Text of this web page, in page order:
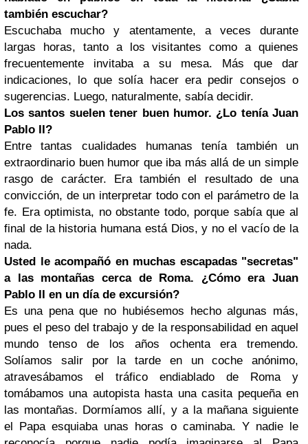
también escuchar?
Escuchaba mucho y atentamente, a veces durante
largas horas, tanto a los visitantes como a quienes
frecuentemente invitaba a su mesa. Más que dar
indicaciones, lo que solía hacer era pedir consejos o
sugerencias. Luego, naturalmente, sabía decidir.
Los santos suelen tener buen humor. ¿Lo tenía Juan
Pablo II?
Entre tantas cualidades humanas tenía también un
extraordinario buen humor que iba más allá de un simple
rasgo de carácter. Era también el resultado de una
convicción, de un interpretar todo con el parámetro de la
fe. Era optimista, no obstante todo, porque sabía que al
final de la historia humana está Dios, y no el vacío de la
nada.
Usted le acompañó en muchas escapadas "secretas"
a las montañas cerca de Roma. ¿Cómo era Juan
Pablo II en un día de excursión?
Es una pena que no hubiésemos hecho algunas más,
pues el peso del trabajo y de la responsabilidad en aquel
mundo tenso de los años ochenta era tremendo.
Solíamos salir por la tarde en un coche anónimo,
atravesábamos el tráfico endiablado de Roma y
tomábamos una autopista hasta una casita pequeña en
las montañas. Dormíamos allí, y a la mañana siguiente
el Papa esquiaba unas horas o caminaba. Y nadie le